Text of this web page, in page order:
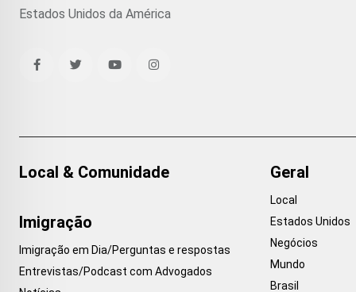
Estados Unidos da América
Local & Comunidade
Imigração
Imigração em Dia/Perguntas e respostas
Entrevistas/Podcast com Advogados
Geral
Local
Estados Unidos
Negócios
Mundo
Brasil